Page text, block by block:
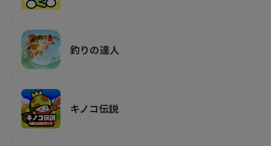
釣りの達人
キノコ伝説